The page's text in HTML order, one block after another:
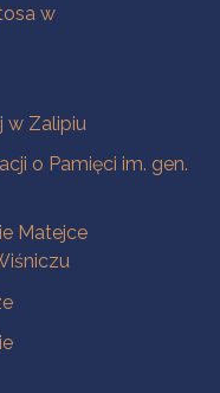
w
w Zalipiu
o Pamięci im. gen.
Matejce